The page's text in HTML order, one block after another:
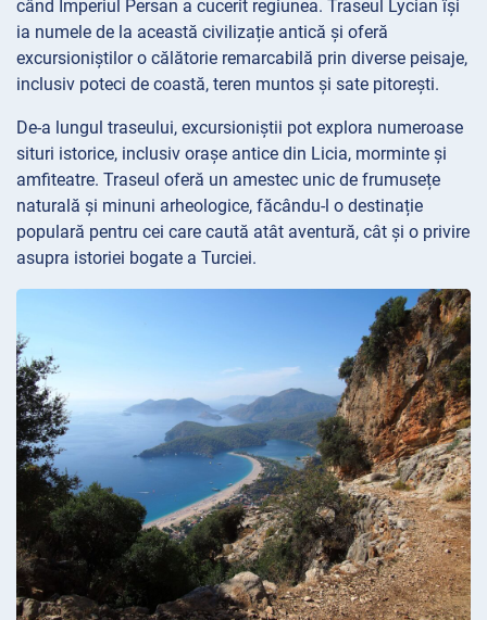
când Imperiul Persan a cucerit regiunea. Traseul Lycian își
ia numele de la această civilizație antică și oferă
excursioniștilor o călătorie remarcabilă prin diverse peisaje,
inclusiv poteci de coastă, teren muntos și sate pitorești.
De-a lungul traseului, excursioniștii pot explora numeroase
situri istorice, inclusiv orașe antice din Licia, morminte și
amfiteatre. Traseul oferă un amestec unic de frumusețe
naturală și minuni arheologice, făcându-l o destinație
populară pentru cei care caută atât aventură, cât și o privire
asupra istoriei bogate a Turciei.